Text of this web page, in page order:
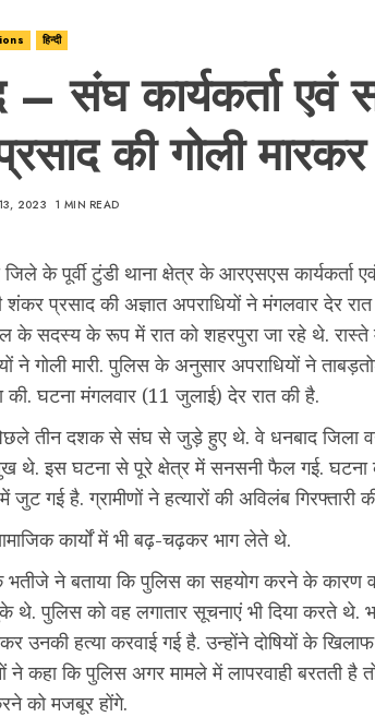
हिन्दी
– संघ कार्यकर्ता एवं
की गोली मारकर
2023 1 MIN READ
के पूर्वी टुंडी थाना क्षेत्र के आरएसएस कार्यकर्ता
शंकर प्रसाद की अज्ञात अपराधियों ने मंगलवार देर
दल के सदस्य के रूप में रात को शहरपुरा जा रहे थे.
ने गोली मारी. पुलिस के अनुसार अपराधियों ने
की. घटना मंगलवार (11 जुलाई) देर रात की है.
तीन दशक से संघ से जुड़े हुए थे. वे धनबाद जिला
थे. इस घटना से पूरे क्षेत्र में सनसनी फैल गई.
गई है. ग्रामीणों ने हत्यारों की अविलंब गिरफ्तारी
कार्यों में भी बढ़-चढ़कर भाग लेते थे.
ने बताया कि पुलिस का सहयोग करने के
थे. पुलिस को वह लगातार सूचनाएं भी दिया करते थे.
उनकी हत्या करवाई गई है. उन्होंने दोषियों के
ने कहा कि पुलिस अगर मामले में लापरवाही बरतती
को मजबूर होंगे.